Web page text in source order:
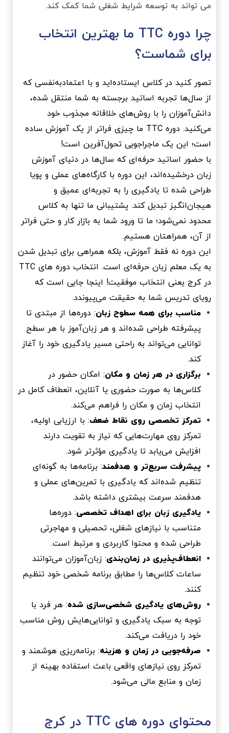
می تواند به توسعه شرایط شغلی شما کمک کند.
چرا دوره TTC ما بهترین انتخاب
برای شماست؟
تصور کنید در کلاس ایستاده‌اید و با اعتمادبه‌نفسی که
از سال‌ها تجربه اساتید برجسته به شما منتقل شده،
دانش‌آموزان را با روش‌های خلاقانه مجذوب خود
می‌کنید. دوره TTC ما چیزی فراتر از یک آموزش ساده
است؛ این یک ماجراجویی تحول‌آفرین است!
با حضور اساتید حرفه‌ای که سال‌ها در دنیای آموزش
زبان درخشیده‌اند، این دوره با کارگاه‌های عملی و پویا
طراحی شده تا یادگیری را به تجربه‌ای عمیق و
هیجان‌انگیز تبدیل کند. پشتیبانی ما تنها به کلاس
محدود نمی‌شود؛ ما تا ورود شما به بازار کار و حتی فراتر
از آن، همراهتان هستیم.
این دوره نه فقط آموزش، بلکه همراهی برای تبدیل شدن
به یک معلم زبان حرفه‌ای است. انتخاب دوره های TTC
در کرج یعنی انتخاب موفقیت! اینجا جایی است که
رویای تدریس شما به حقیقت می‌پیوندد.
مناسب برای همه سطوح زبان: دوره‌ها از مبتدی تا
پیشرفته طراحی شده‌اند و هر زبان‌آموز با هر سطح
توانایی می‌تواند به راحتی مسیر یادگیری خود را آغاز
کند.
برگزاری در هر زمان و مکان: امکان حضور در
کلاس‌ها به صورت حضوری یا آنلاین، انعطاف کامل در
انتخاب زمان و مکان را فراهم می‌کند.
تمرکز تخصصی روی نقاط ضعف: با ارزیابی اولیه،
تمرکز روی مهارت‌هایی که نیاز به تقویت دارند
افزایش می‌یابد تا یادگیری مؤثرتر شود.
پیشرفت سریع‌تر و هدفمند: برنامه‌ها به گونه‌ای
تنظیم شده‌اند که یادگیری با تمرین‌های عملی و
هدفمند سرعت بیشتری داشته باشد.
یادگیری زبان برای اهداف تخصصی: دوره‌ها
متناسب با نیازهای شغلی، تحصیلی و مهاجرتی
طراحی شده و محتوا کاربردی و مرتبط است.
انعطاف‌پذیری در زمان‌بندی: زبان‌آموزان می‌توانند
ساعات کلاس‌ها را مطابق برنامه شخصی خود تنظیم
کنند.
روش‌های یادگیری شخصی‌سازی شده: هر فرد با
توجه به سبک یادگیری و توانایی‌هایش روش مناسب
خود را دریافت می‌کند.
صرفه‌جویی در زمان و هزینه: برنامه‌ریزی هوشمند و
تمرکز روی نیازهای واقعی باعث استفاده بهینه از
زمان و منابع مالی می‌شود.
محتوای دوره های TTC در کرج